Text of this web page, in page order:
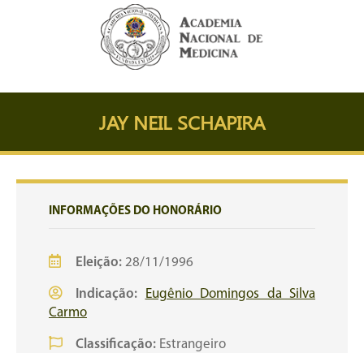
JAY NEIL SCHAPIRA
INFORMAÇÕES DO HONORÁRIO
Eleição: 28/11/1996
Indicação:
Eugênio Domingos da Silva
Carmo
Classificação: Estrangeiro